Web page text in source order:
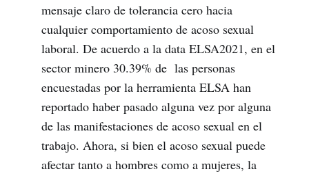
mensaje claro de tolerancia cero hacia
cualquier comportamiento de acoso sexual
laboral. De acuerdo a la data ELSA2021, en el
sector minero 30.39% de las personas
encuestadas por la herramienta ELSA han
reportado haber pasado alguna vez por alguna
de las manifestaciones de acoso sexual en el
trabajo. Ahora, si bien el acoso sexual puede
afectar tanto a hombres como a mujeres, la